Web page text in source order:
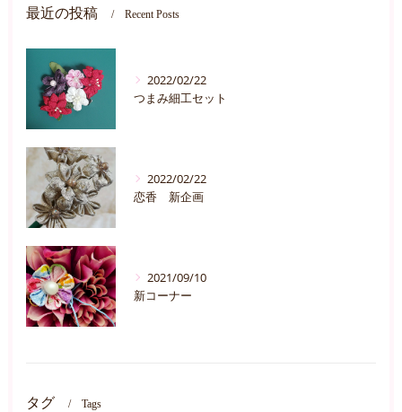
最近の投稿 Recent Posts
2022/02/22
つまみ細工セット
2022/02/22
恋香 新企画
2021/09/10
新コーナー
タグ Tags